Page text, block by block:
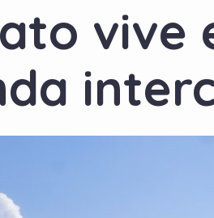
vive